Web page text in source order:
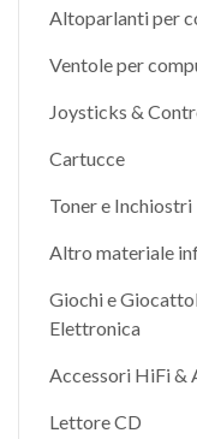
Altoparlanti per
Ventole per
Joysticks &
Cartucce
Toner e Inchiostri
Altro materiale
Giochi e
Elettronica
Accessori HiFi &
Lettore CD